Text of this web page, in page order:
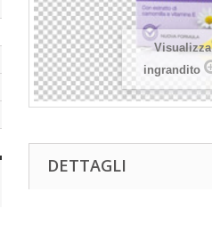
Visualizza
ingrandito
DETTAGLI